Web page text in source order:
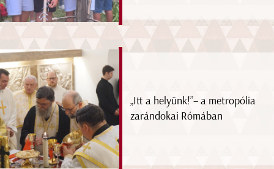
„Itt a helyünk!”– a metropólia
zarándokai Rómában